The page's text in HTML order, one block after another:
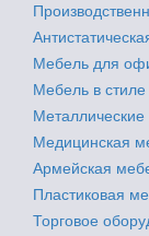
Мебель для
Мебель в
Металлические
Медицинская
Армейская
Пластиковая
Торговое